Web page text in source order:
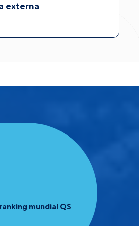
externa
mundial QS